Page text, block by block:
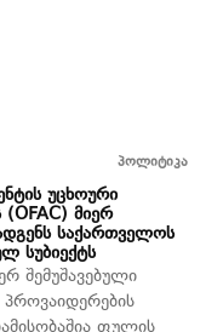
პოლიტიკა
უცხოური
მიერ
საქართველოს
სუბიექტს
შემუშავებული